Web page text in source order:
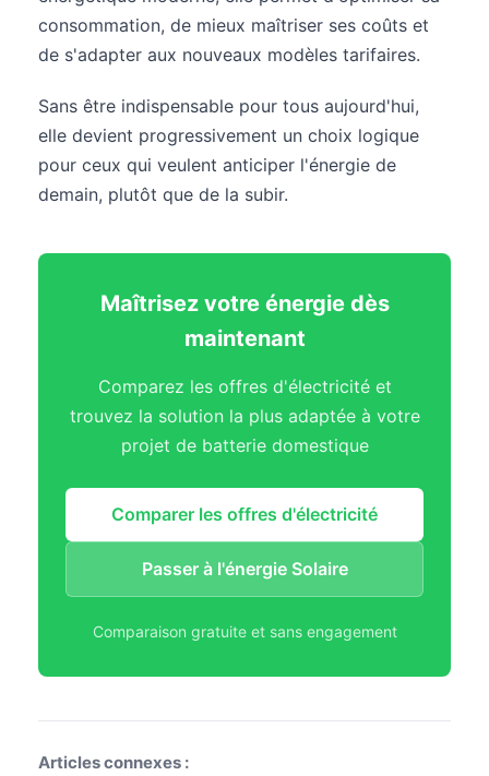
consommation, de mieux maîtriser ses coûts et
de s'adapter aux nouveaux modèles tarifaires.
Sans être indispensable pour tous aujourd'hui,
elle devient progressivement un choix logique
pour ceux qui veulent anticiper l'énergie de
demain, plutôt que de la subir.
Maîtrisez votre énergie dès
maintenant
Comparez les offres d'électricité et
trouvez la solution la plus adaptée à votre
projet de batterie domestique
Comparer les offres d'électricité
Passer à l'énergie Solaire
Comparaison gratuite et sans engagement
Articles connexes :